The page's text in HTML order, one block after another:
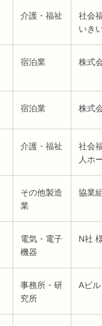
介護・福祉
社会
いき
宿泊業 株式
宿泊業 株式
介護・福祉
社会
人ホ
その他製造
業
協業
電気・電子
機器
N社
事務所・研
究所
Aビ